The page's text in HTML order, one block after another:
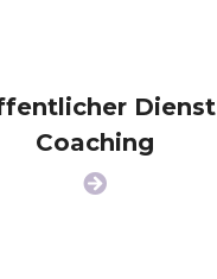
Dienst
Coaching